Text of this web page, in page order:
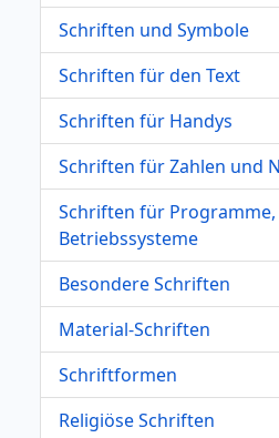
Schriften und Symbole
Schriften für den Text
Schriften für Handys
Schriften für Zahlen und
Schriften für
Betriebssysteme
Besondere Schriften
Material-Schriften
Schriftformen
Religiöse Schriften